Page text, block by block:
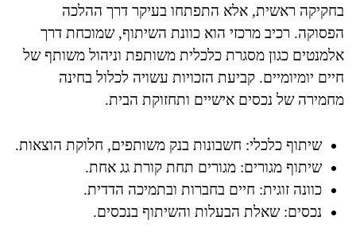
בחקיקה ראשית, אלא התפתחו בעיקר דרך ההלכה
הפסוקה. רכיב מרכזי הוא כוונת השיתוף, שמוכחת דרך
אלמנטים כגון מסגרת כלכלית משותפת וניהול משותף של
חיים יומיומיים. קביעת הזכויות עשויה לכלול בחינה
מחמירה של נכסים אישיים ותחזוקת הבית.
שיתוף כלכלי: חשבונות בנק משותפים, חלוקת הוצאות.
שיתוף מגורים: מגורים תחת קורת גג אחת.
כוונה זוגית: חיים בחברות ובתמיכה הדדית.
נכסים: שאלת הבעלות והשיתוף בנכסים.